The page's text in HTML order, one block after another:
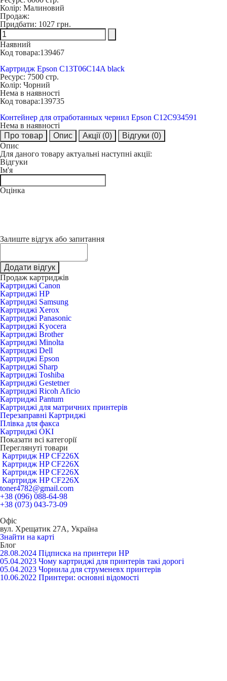
Колір: Малиновий
Продаж:
Придбати: 1027 грн.
Наявний
Код товара:139467
Картридж Epson C13T06C14A black
Ресурс: 7500 стр.
Колір: Чорний
Нема в наявності
Код товара:139735
Контейнер для отработанных чернил Epson C12C934591
Нема в наявності
Про товар
Опис Акції (0) Відгуки (0)
Опис
Для даного товару актуальні наступні акції:
Відгуки
Ім'я
Оцінка
Залиште відгук або запитання
Додати відгук
Продаж картриджів
Картриджі Canon
Картриджі HP
Картриджі Samsung
Картриджі Xerox
Картриджі Panasonic
Картриджі Kyocera
Картриджі Brother
Картриджі Minolta
Картриджі Dell
Картриджі Epson
Картриджі Sharp
Картриджі Toshiba
Картриджі Gestetner
Картриджі Ricoh Aficio
Картриджі Pantum
Картриджі для матричних принтерів
Перезаправні Картриджі
Плівка для факса
Картриджі OKI
Показати всі категорії
Переглянуті товари
Картридж HP CF226X
Картридж HP CF226X
Картридж HP CF226X
Картридж HP CF226X
toner4782@gmail.com
+38 (096) 088-64-98
+38 (073) 043-73-09
Офіс
вул. Хрещатик 27А, Україна
Знайти на карті
Блог
28.08.2024 Підписка на принтери HP
05.04.2023 Чому картриджі для принтерів такі дорогі
05.04.2023 Чорнила для струменевх принтерів
10.06.2022 Принтери: основні відомості